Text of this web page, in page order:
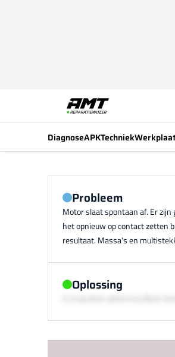
DiagnoseAPKTechniek
Probleem
Motor slaat spontaan af. Er
het opnieuw op contact zetten
resultaat. Massa's en
Oplossing